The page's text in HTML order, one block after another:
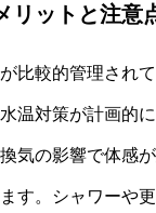
リットと注意
比較的管理され
温対策が計画的
気の影響で体感
す。シャワーや